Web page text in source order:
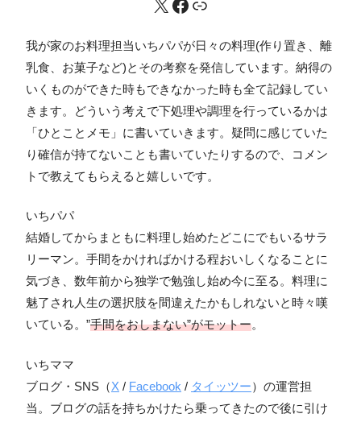
我が家のお料理担当いちパパが日々の料理(作り置き、離
乳食、お菓子など)とその考察を発信しています。納得の
いくものができた時もできなかった時も全て記録してい
きます。どういう考えで下処理や調理を行っているかは
「ひとことメモ」に書いていきます。疑問に感じていた
り確信が持てないことも書いていたりするので、コメン
トで教えてもらえると嬉しいです。
いちパパ
結婚してからまともに料理し始めたどこにでもいるサラ
リーマン。手間をかければかける程おいしくなることに
気づき、数年前から独学で勉強し始め今に至る。料理に
魅了され人生の選択肢を間違えたかもしれないと時々嘆
いている。”手間をおしまない”がモットー。
いちママ
ブログ・SNS（X / Facebook / タイッツー）の運営担
当。ブログの話を持ちかけたら乗ってきたので後に引け